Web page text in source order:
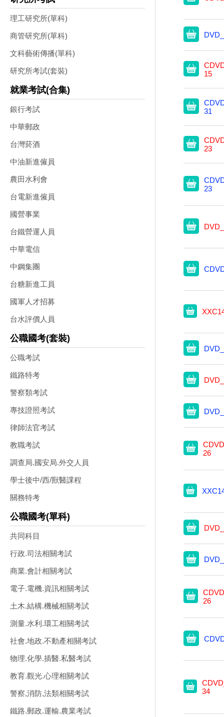
理工研究所(單科)
商管研究所(單科)
文科藝術傳播(單科)
研究所考試(套裝)
就業考試(合集)
銀行考試
中華郵政
台灣菸酒
中油新進僱員
農田水利會
台電新進僱員
國營事業
台鐵營運人員
中華電信
中鋼集團
台糖新進工員
國軍人才招募
台水評價人員
公職國考(套裝)
公職考試
鐵路特考
警察類考試
專技證照考試
律師法官考試
教職考試
調查局.國安局.外交人員
學士後中/西/獸醫課程
關務特考
公職國考(單科)
共同科目
行政.司法相關考試
商業.會計相關考試
電子.電機.資訊相關考試
土木.結構.機械相關考試
測量.水利.環工相關考試
社會.地政.不動產相關考試
物理.化學.插醫.私醫考試
教育.觀光.心理相關考試
警察,消防,法類相關考試
鐵路.郵政.運輸.農業考試
15
31
23
23
26
26
34